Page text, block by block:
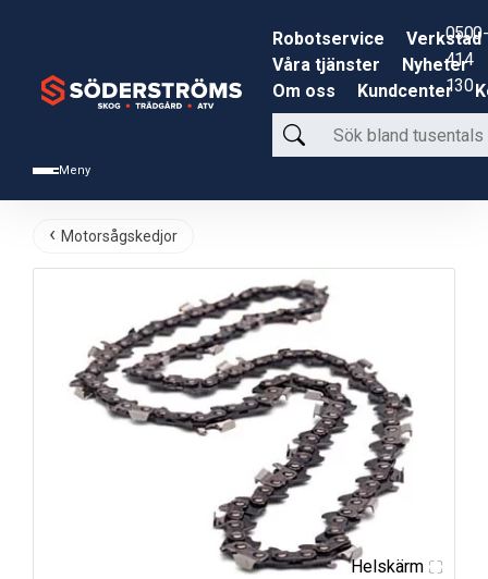
Meny
Robotservice
Verkstad
Våra tjänster
Nyheter
Om oss
Kundcenter
Sök
bland
produkter
0500-
414
130
Motorsågskedjor
Helskärm